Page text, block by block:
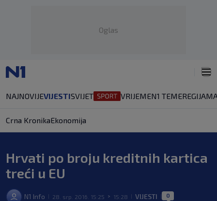
Oglas
NAJNOVIJEVIJESTISVIJET VRIJEMEN1 TEMEREGIJA
Crna KronikaEkonomija
Hrvati po broju kreditnih kartica
treći u EU
N1 Info 28. srp. 2016. 15:25 > 15:28 VIJESTI 0